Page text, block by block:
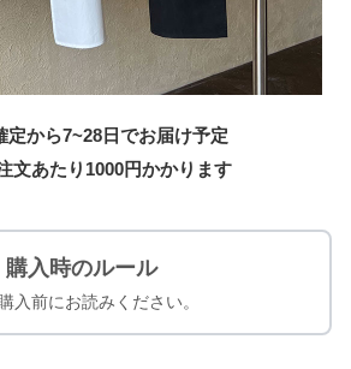
定から7~28日でお届け予定
文あたり 1000円かかります
購入時のルール
入前にお読みください。